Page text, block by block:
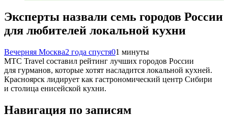
Эксперты назвали семь городов России
для любителей локальной кухни
Вечерняя Москва2 года спустя01 минуты
МТС Travel составил рейтинг лучших городов России
для гурманов, которые хотят насладится локальной кухней.
Красноярск лидирует как гастрономический центр Сибири
и столица енисейской кухни.
Навигация по записям